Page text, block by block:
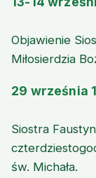
Objawienie
Miłosierdzia
29 września
Siostra
św. Michała.